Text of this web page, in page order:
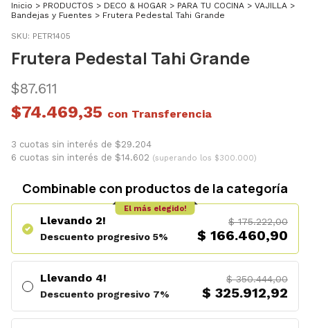
Inicio > PRODUCTOS > DECO & HOGAR > PARA TU COCINA > VAJILLA >
Bandejas y Fuentes > Frutera Pedestal Tahi Grande
SKU: PETR1405
Frutera Pedestal Tahi Grande
$87.611
$74.469,35 con
3 cuotas sin interés de $29.204
6 cuotas sin interés de $14.602 (superando los $300.000)
Combinable con productos de la categoría
Llevando 2!
Descuento progresivo 5%
$ 175.222,00
$ 166.460,90
El más elegido!
Llevando 4!
Descuento progresivo 7%
$ 350.444,00
$ 325.912,92